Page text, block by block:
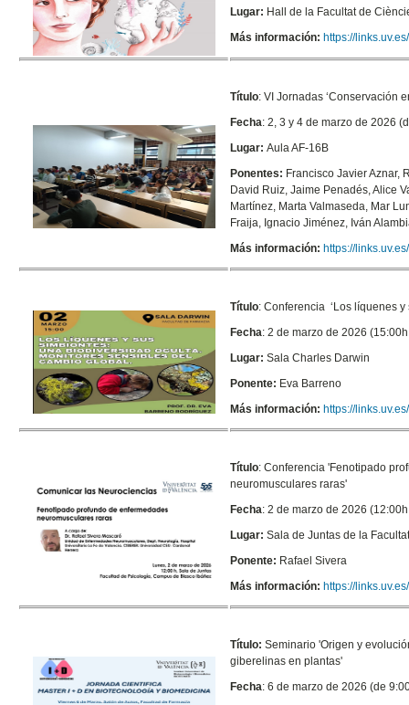
Lugar: Hall de la Facultat de
Más información: https://
Título:VI Jornadas ‘Conservación
Fecha: 2, 3 y 4 de marzo de 2026
Lugar:Aula AF-16B
Ponentes: Francisco Javier Aznar,
David Ruiz, Jaime Penadés, Alice
Martínez, Marta Valmaseda, Mar
Fraija, Ignacio Jiménez, Iván
Más información: https://
Título:Conferencia ‘Los líquenes y
Fecha: 2 de marzo de 2026
Lugar:Sala Charles Darwin
Ponente: Eva Barreno
Más información: https://
Título: Conferencia 'Fenotipado
neuromusculares raras'
Fecha: 2 de marzo de 2026
Lugar:Sala de Juntas de la
Ponente: Rafael Sivera
Más información: https://
Título:Seminario 'Origen y
giberelinas en plantas'
Fecha: 6 de marzo de 2026 (de